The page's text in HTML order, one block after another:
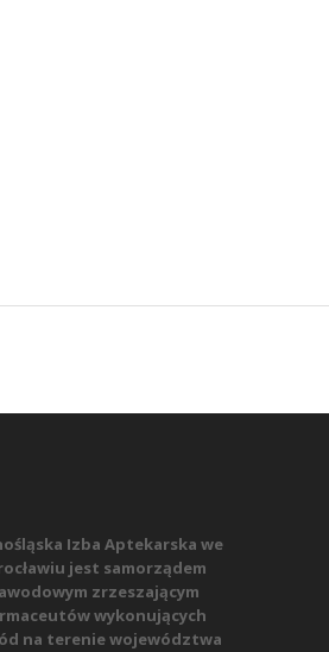
Izba Aptekarska we
jest samorządem
zrzeszającym
wykonujących
na terenie województwa